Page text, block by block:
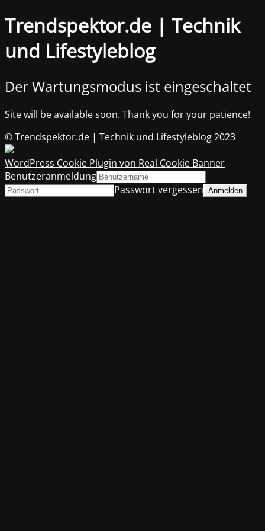
Trendspektor.de | Technik
und Lifestyleblog
Der Wartungsmodus ist eingeschaltet
Site will be available soon. Thank you for your patience!
© Trendspektor.de | Technik und Lifestyleblog 2023
WordPress Cookie Plugin von Real Cookie Banner
Benutzeranmeldung
Passwort vergessen